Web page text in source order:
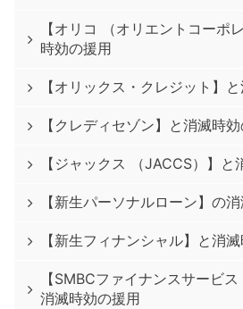
【オリコ （オリエントコーポ
時効の援用
【オリックス・クレジット】
【クレディセゾン】と消滅時
【ジャックス （JACCS）】と
【新生パーソナルローン】の
【新生フィナンシャル】と消
【SMBCファイナンスサービ
消滅時効の援用